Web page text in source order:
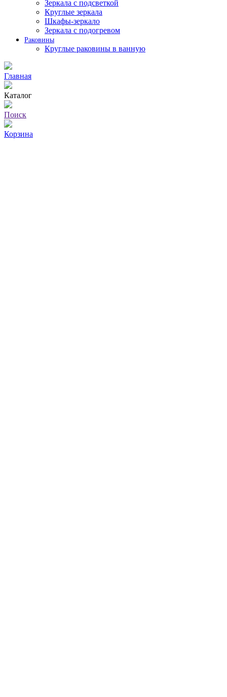
Зеркала с подсветкой
Круглые зеркала
Шкафы-зеркало
Зеркала с подогревом
Раковины
Круглые раковины в ванную
Главная
Каталог
Поиск
Корзина